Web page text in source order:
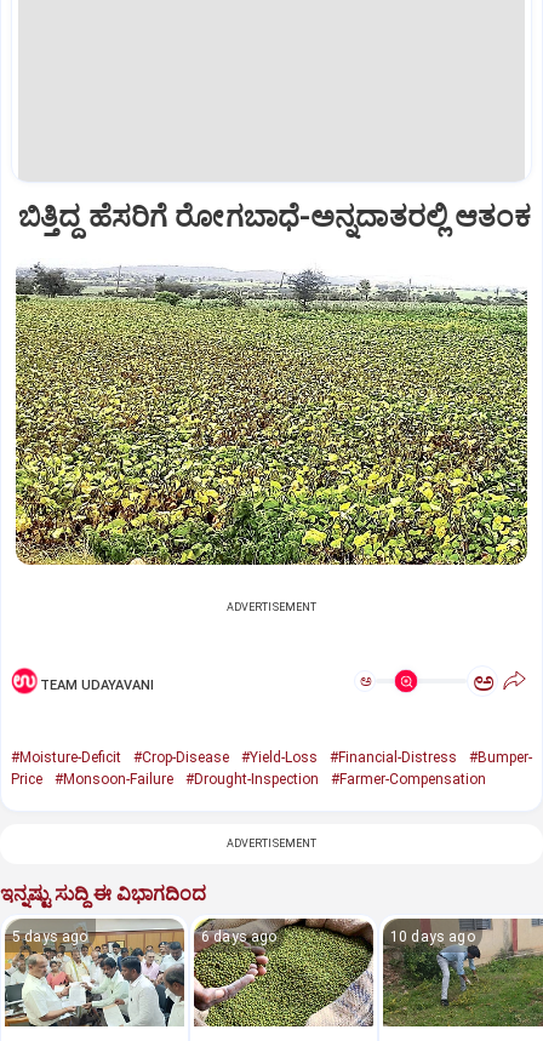
ಬಿತ್ತಿದ್ದ ಹೆಸರಿಗೆ ರೋಗಬಾಧೆ-ಅನ್ನದಾತರಲ್ಲಿ ಆತಂಕ
ADVERTISEMENT
TEAM UDAYAVANI ಅ ಅ
#Moisture-Deficit #Crop-Disease #Yield-Loss #Financial-Distress
#Bumper-
Price
#Monsoon-Failure #Drought-Inspection #Farmer-Compensation
ADVERTISEMENT
ಇನ್ನಷ್ಟು ಸುದ್ದಿ ಈ ವಿಭಾಗದಿಂದ
5 days ago 6 days ago 10 days ago